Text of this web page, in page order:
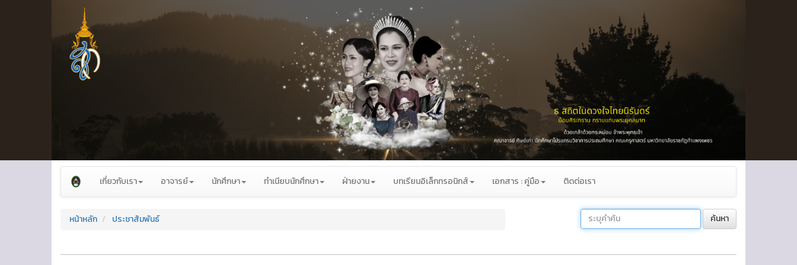
เกี่ยวกับเรา อาจารย์ นักศึกษา ทำเนียบนักศึกษา ฝ่ายงาน บทเรียนอิเล็กทรอนิกส์ เอกสาร : คู่มือ ติดต่อเรา
หน้าหลัก ประชาสัมพันธ์ ค้นหา